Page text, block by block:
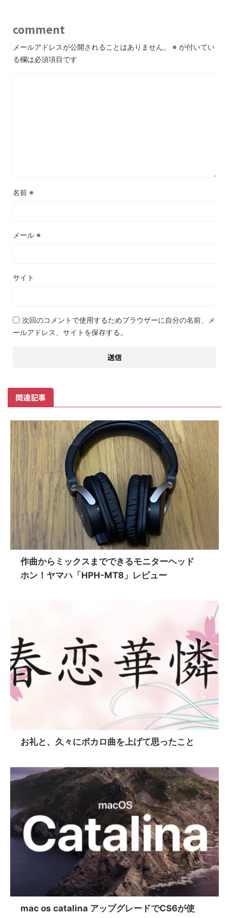
comment
メールアドレスが公開されることはありません。 ※ が付いてい
る欄は必須項目です
名前 ※
メール ※
サイト
次回のコメントで使用するためブラウザーに自分の名前、メ
ールアドレス、サイトを保存する。
関連記事
作曲からミックスまでできるモニターヘッド
ホン！ヤマハ「HPH-MT8」レビュー
お礼と、久々にボカロ曲を上げて思ったこと
mac os catalina アップグレードでCS6が使